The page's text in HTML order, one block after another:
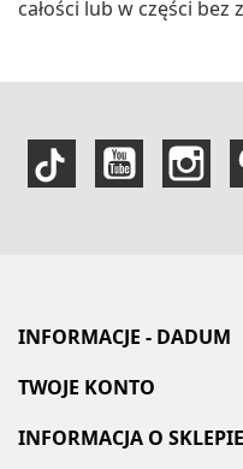
całości lub w części
INFORMACJE - DADUM
TWOJE KONTO
INFORMACJA O SKLEPIE